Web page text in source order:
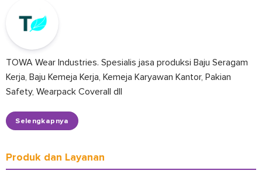
TOWA Wear Industries. Spesialis jasa produksi Baju Seragam
Kerja, Baju Kemeja Kerja, Kemeja Karyawan Kantor, Pakian
Safety, Wearpack Coverall dll
Selengkapnya
Produk dan Layanan